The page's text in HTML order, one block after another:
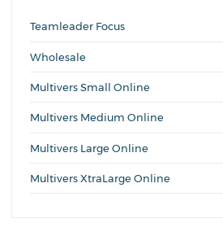
Teamleader Focus
Wholesale
Multivers Small Online
Multivers Medium Online
Multivers Large Online
Multivers XtraLarge Online